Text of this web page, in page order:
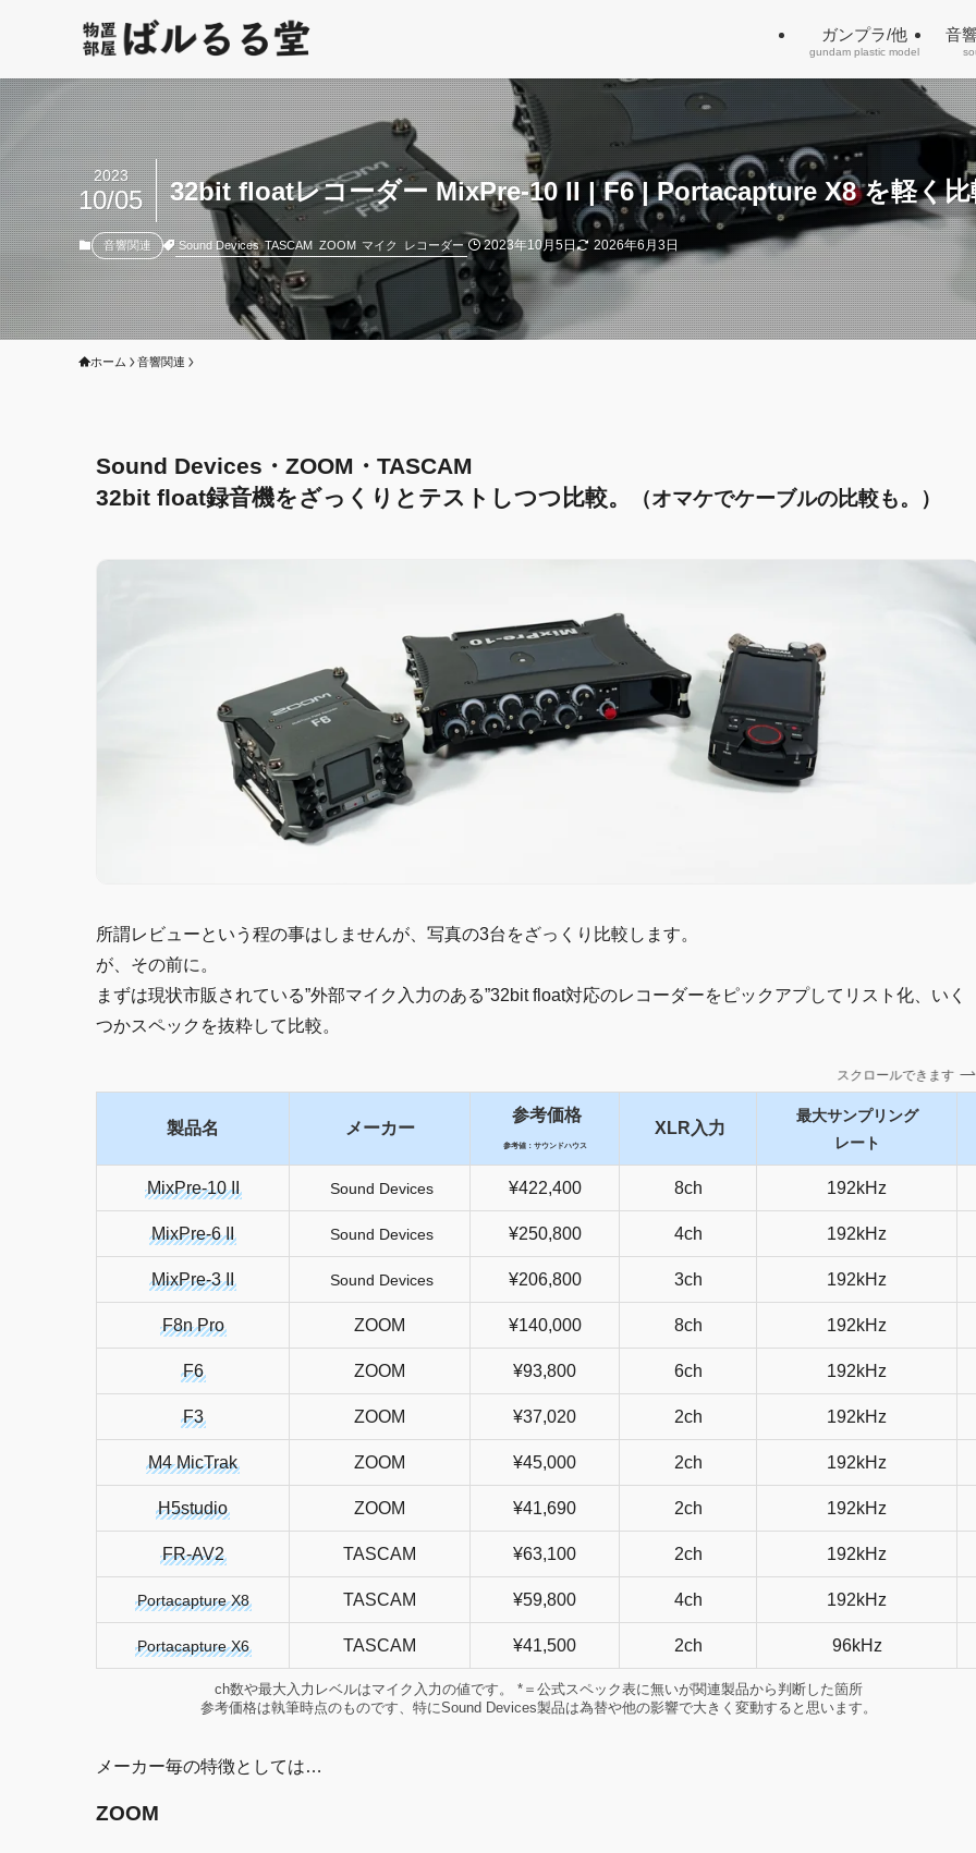
ガンプラ/他
gundam plastic model
音
32bit floatレコーダー MixPre-10 II | F6 | Portacapture X8 を軽く比
2023
10/05
音響関連 Sound Devices TASCAM ZOOM マイク レコーダー 2023年10月5日 2026年6月3日
ホーム 音響関連
Sound Devices・ZOOM・TASCAM
32bit float録音機をざっくりとテストしつつ比較。
（オマケでケーブルの比較も。）
所謂レビューという程の事はしませんが、写真の3台をざっくり比較します。
が、その前に。
まずは現状市販されている”外部マイク入力のある”32bit float対応のレコーダーをピックアプしてリスト化、いく
つかスペックを抜粋して比較。
スクロールできます
製品名 メーカー
参考価格
参考値：サウンドハウス
XLR入力
最大サンプリング
レート
MixPre-10 II Sound Devices ¥422,400 8ch 192kHz
MixPre-6 II Sound Devices ¥250,800 4ch 192kHz
MixPre-3 II Sound Devices ¥206,800 3ch 192kHz
F8n Pro ZOOM ¥140,000 8ch 192kHz
F6 ZOOM ¥93,800 6ch 192kHz
F3 ZOOM ¥37,020 2ch 192kHz
M4 MicTrak ZOOM ¥45,000 2ch 192kHz
H5studio ZOOM ¥41,690 2ch 192kHz
FR-AV2 TASCAM ¥63,100 2ch 192kHz
Portacapture X8 TASCAM ¥59,800 4ch 192kHz
Portacapture X6 TASCAM ¥41,500 2ch 96kHz
ch数や最大入力レベルはマイク入力の値です。 *＝公式スペック表に無いが関連製品から判断した箇所
参考価格は執筆時点のものです、特にSound Devices製品は為替や他の影響で大きく変動すると思います。
メーカー毎の特徴としては…
ZOOM